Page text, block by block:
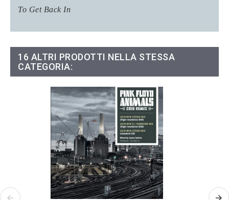
To Get Back In
16 ALTRI PRODOTTI NELLA STESSA
CATEGORIA: